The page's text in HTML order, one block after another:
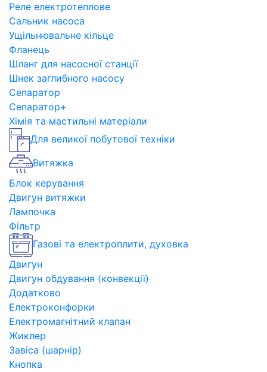
Реле електротеплове
Сальник насоса
Ущільнювальне кільце
Фланець
Шланг для насосної станції
Шнек заглибного насосу
Сепаратор
Сепаратор+
Хімія та мастильні матеріали
Для великої побутової техніки
Витяжка
Блок керування
Двигун витяжки
Лампочка
Фільтр
Газові та електроплити, духовка
Двигун
Двигун обдування (конвекції)
Додатково
Електроконфорки
Електромагнітний клапан
Жиклер
Завіса (шарнір)
Кнопка